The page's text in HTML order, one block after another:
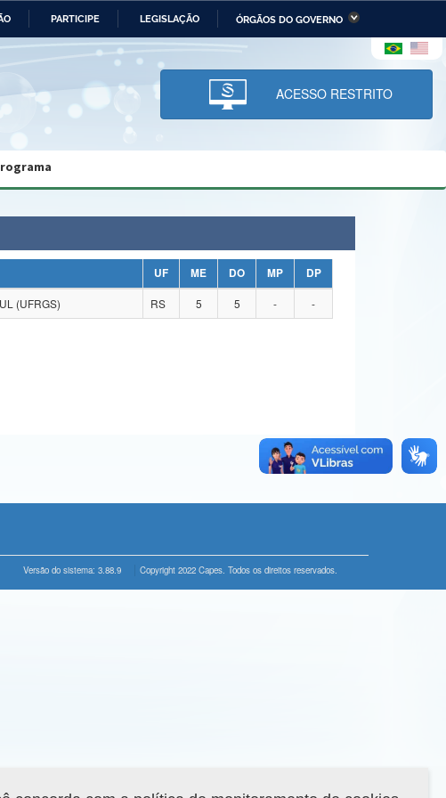
PARTICIPE LEGISLAÇÃO ÓRGÃOS DO GOVERNO
Ministério da Economia Ministério da Infraestrutura
Ministério da Ciência,
Tecnologia, Inovações e
Comunicações
e dos Direitos Humanos
Planalto
ACESSO RESTRITO
UF ME DO MP
DP
(UFRGS) RS 5 5 - -
Versão do sistema: 3.88.9 Copyright 2022 Capes. Todos os direitos reservados.